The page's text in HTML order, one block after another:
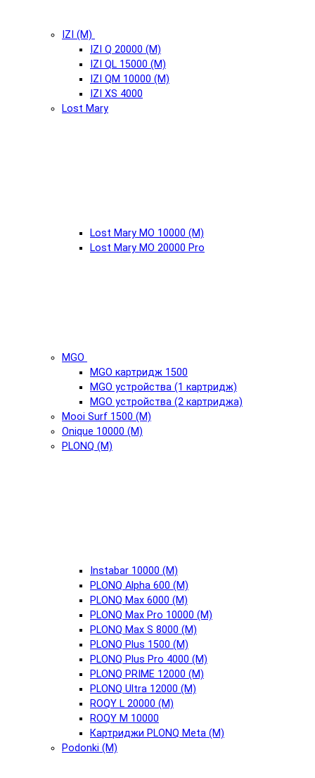
IZI (М)
IZI Q 20000 (М)
IZI QL 15000 (М)
IZI QM 10000 (М)
IZI XS 4000
Lost Mary
Lost Mary MO 10000 (М)
Lost Mary MO 20000 Pro
MGO
MGO картридж 1500
MGO устройства (1 картридж)
MGO устройства (2 картриджа)
Mooi Surf 1500 (М)
Onique 10000 (М)
PLONQ (М)
Instabar 10000 (М)
PLONQ Alpha 600 (М)
PLONQ Max 6000 (М)
PLONQ Max Pro 10000 (М)
PLONQ Max S 8000 (М)
PLONQ Plus 1500 (М)
PLONQ Plus Pro 4000 (М)
PLONQ PRIME 12000 (М)
PLONQ Ultra 12000 (М)
ROQY L 20000 (М)
ROQY M 10000
Картриджи PLONQ Meta (М)
Podonki (М)